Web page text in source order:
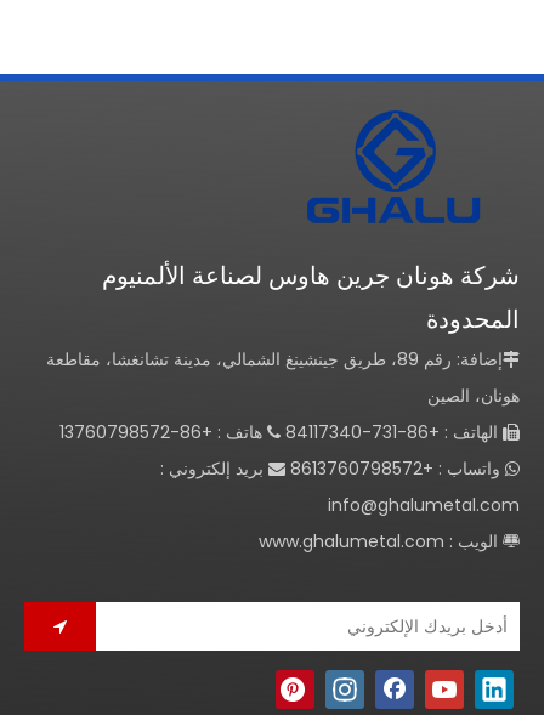
شركة هونان جرين هاوس لصناعة الألمنيوم
المحدودة

إضافة: رقم 89، طريق جينشينغ الشمالي، مدينة تشانغشا، مقاطعة
هونان، الصين
 الهاتف : +86-731-84117340  هاتف : +86-13760798572
 واتساب : +8613760798572  بريد إلكتروني :
info@ghalumetal.com
 الويب : www.ghalumetal.com